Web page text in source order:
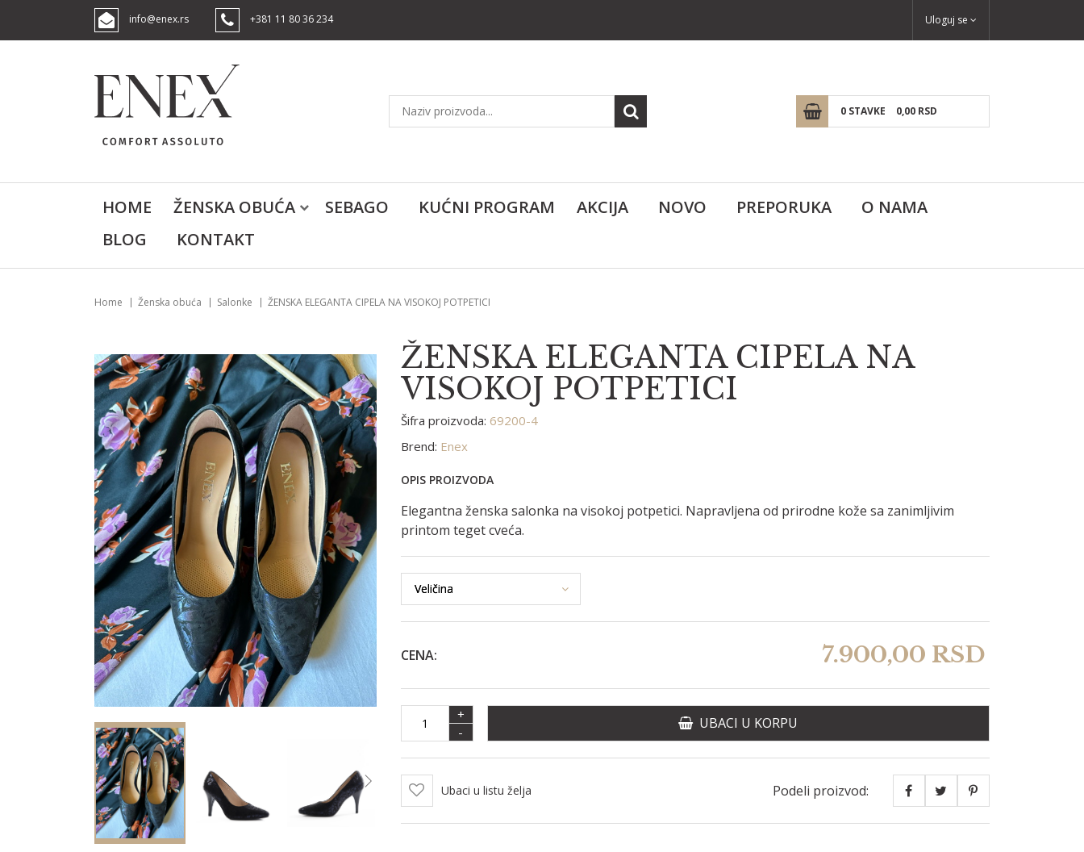
info@enex.rs +381 11 80 36 234 Uloguj se
0 STAVKE 0,00 RSD
HOME ŽENSKA OBUĆA SEBAGO KUĆNI PROGRAM AKCIJA NOVO PREPORUKA
O NAMA
BLOG
KONTAKT
Home Ženska obuća Salonke ŽENSKA ELEGANTA CIPELA NA VISOKOJ POTPETICI
ŽENSKA ELEGANTA CIPELA NA
VISOKOJ POTPETICI
Šifra proizvoda: 69200-4
Brend: Enex
OPIS PROIZVODA
Elegantna ženska salonka na visokoj potpetici. Napravljena od prirodne kože sa zanimljivim
printom teget cveća.
CENA: 7.900,00 RSD
+
-
UBACI U KORPU
Ubaci u listu želja Podeli proizvod: